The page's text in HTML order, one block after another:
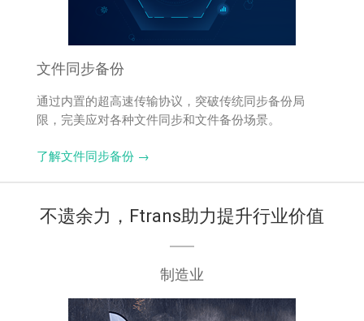
文件同步备份
通过内置的超高速传输协议，突破传统同步备份局
限，完美应对各种文件同步和文件备份场景。
了解文件同步备份 →
不遗余力，Ftrans助力提升行业价值
制造业